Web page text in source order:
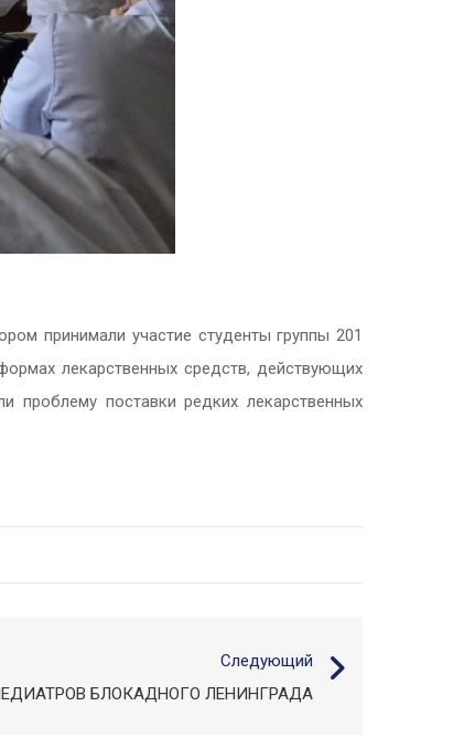
принимали участие студенты группы 201
лекарственных средств, действующих
проблему поставки редких лекарственных
Следующий
БЛОКАДНОГО ЛЕНИНГРАДА